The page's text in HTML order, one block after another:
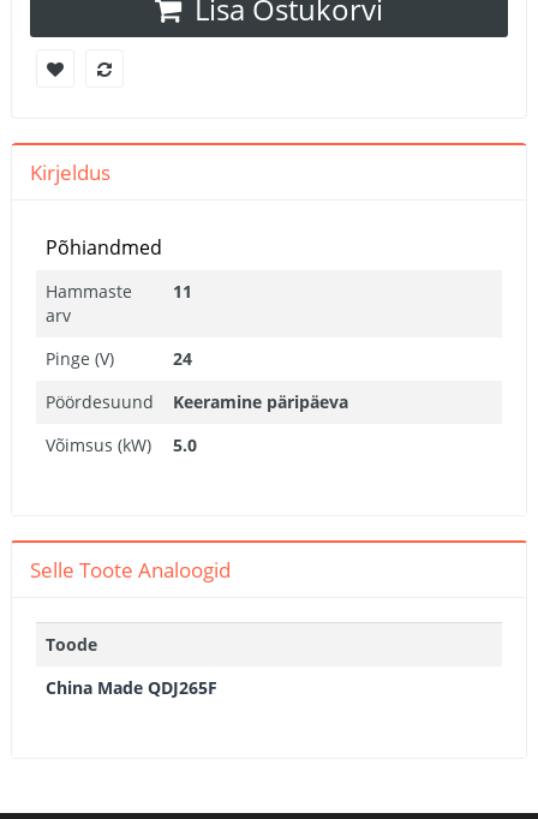
Lisa Ostukorvi
Kirjeldus
Põhiandmed
Hammaste
arv
11
Pinge (V)
24
Pöördesuund
Keeramine päripäeva
Võimsus (kW)
5.0
Selle Toote Analoogid
Toode
China Made QDJ265F